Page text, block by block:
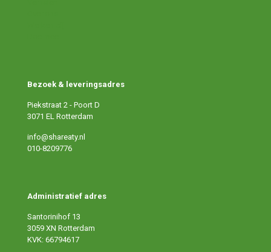
Bezoek & leveringsadres
Piekstraat 2 - Poort D
3071 EL Rotterdam
info@shareaty.nl
010-8209776
Administratief adres
Santorinihof 13
3059 XN Rotterdam
KVK: 66794617